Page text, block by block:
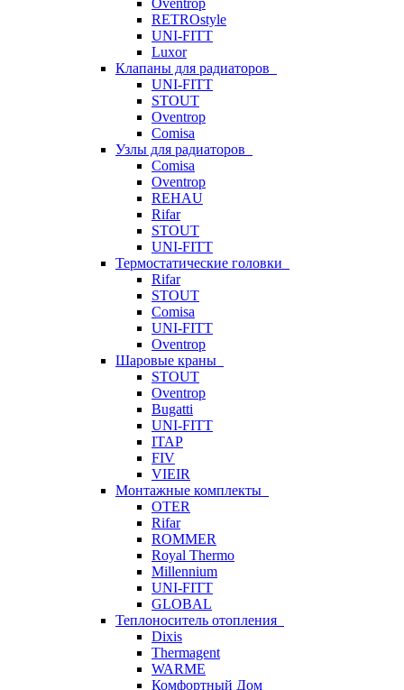
Oventrop
RETROstyle
UNI-FITT
Luxor
Клапаны для радиаторов
UNI-FITT
STOUT
Oventrop
Comisa
Узлы для радиаторов
Comisa
Oventrop
REHAU
Rifar
STOUT
UNI-FITT
Термостатические головки
Rifar
STOUT
Comisa
UNI-FITT
Oventrop
Шаровые краны
STOUT
Oventrop
Bugatti
UNI-FITT
ITAP
FIV
VIEIR
Монтажные комплекты
OTER
Rifar
ROMMER
Royal Thermo
Millennium
UNI-FITT
GLOBAL
Теплоноситель отопления
Dixis
Thermagent
WARME
Комфортный Дом